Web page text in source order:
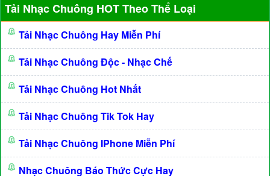
Tải Nhạc Chuông HOT Theo Thể Loại
Tải Nhạc Chuông Hay Miễn Phí
Tải Nhạc Chuông Độc - Nhạc Chế
Tải Nhạc Chuông Hot Nhất
Tải Nhạc Chuông Tik Tok Hay
Tải Nhạc Chuông IPhone Miễn Phí
Nhạc Chuông Báo Thức Cực Hay